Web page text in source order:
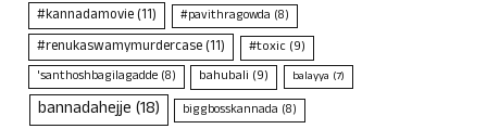
#kannadamovie(11) #pavithragowda (8)
#renukaswamymurdercase(11) #toxic(9)
'santhoshbagilagadde (8) bahubali (9) balayya (7)
bannadahejje(18) biggbosskannada (8)